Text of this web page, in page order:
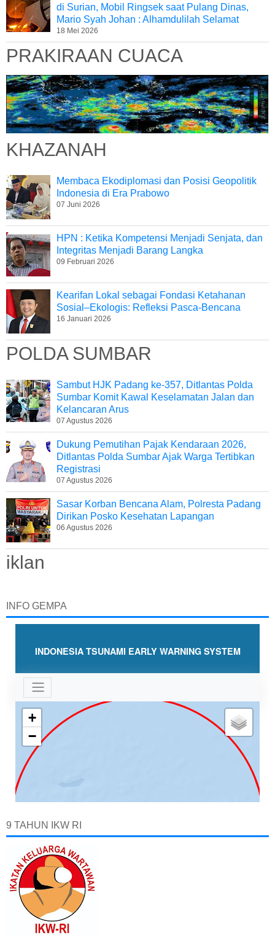
di Surian, Mobil Ringsek saat Pulang Dinas,
Mario Syah Johan : Alhamdulilah Selamat
18 Mei 2026
PRAKIRAAN CUACA
KHAZANAH
Membaca Ekodiplomasi dan Posisi Geopolitik
Indonesia di Era Prabowo
07 Juni 2026
HPN : Ketika Kompetensi Menjadi Senjata, dan
Integritas Menjadi Barang Langka
09 Februari 2026
Kearifan Lokal sebagai Fondasi Ketahanan
Sosial–Ekologis: Refleksi Pasca-Bencana
16 Januari 2026
POLDA SUMBAR
Sambut HJK Padang ke-357, Ditlantas Polda
Sumbar Komit Kawal Keselamatan Jalan dan
Kelancaran Arus
07 Agustus 2026
Dukung Pemutihan Pajak Kendaraan 2026,
Ditlantas Polda Sumbar Ajak Warga Tertibkan
Registrasi
07 Agustus 2026
Sasar Korban Bencana Alam, Polresta Padang
Dirikan Posko Kesehatan Lapangan
06 Agustus 2026
iklan
INFO GEMPA
9 TAHUN IKW RI